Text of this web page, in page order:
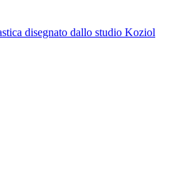
disegnato dallo studio Koziol